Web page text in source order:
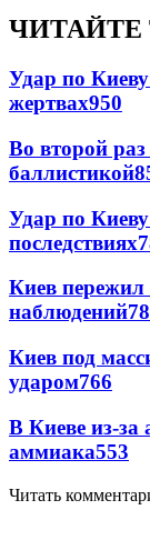
ЧИТАЙТЕ
Удар по
жертвах950
Во второй
баллистикой
Удар по
последствиях
Киев
наблюдений
Киев под
ударом766
В Киеве из-за
аммиака553
Читать